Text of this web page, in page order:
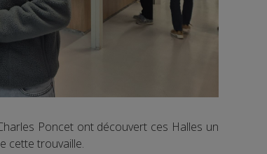
Poncet ont découvert ces Halles un
cette trouvaille.